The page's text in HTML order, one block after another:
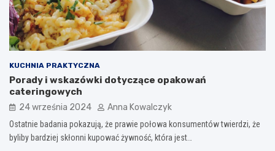
KUCHNIA PRAKTYCZNA
Porady i wskazówki dotyczące opakowań
cateringowych
24 września 2024 Anna Kowalczyk
Ostatnie badania pokazują, że prawie połowa konsumentów twierdzi, że
byliby bardziej skłonni kupować żywność, która jest…